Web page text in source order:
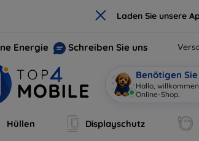
× Laden Sie unsere
Energie Schreiben Sie uns
Benötigen
Hallo,
Online-S|
Hüllen Displayschutz